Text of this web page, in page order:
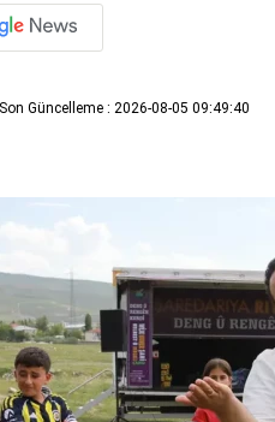
Güncelleme : 2026-08-05 09:49:40